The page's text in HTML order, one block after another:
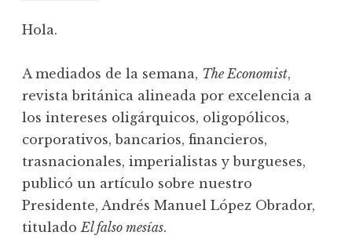
Hola.
A mediados de la semana, The Economist,
revista británica alineada por excelencia a
los intereses oligárquicos, oligopólicos,
corporativos, bancarios, financieros,
trasnacionales, imperialistas y burgueses,
publicó un artículo sobre nuestro
Presidente, Andrés Manuel López Obrador,
tituladoEl falso mesías.